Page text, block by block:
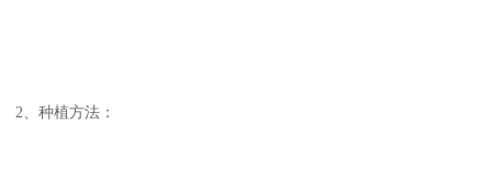
2、种植方法：